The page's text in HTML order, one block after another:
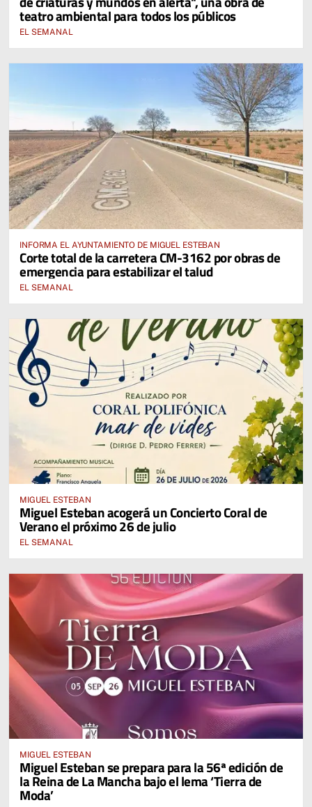
teatro ambiental para todos los públicos
EL SEMANAL
INFORMA EL AYUNTAMIENTO DE MIGUEL ESTEBAN
Corte total de la carretera CM-3162 por obras de
emergencia para estabilizar el talud
EL SEMANAL
MIGUEL ESTEBAN
Miguel Esteban acogerá un Concierto Coral de
Verano el próximo 26 de julio
EL SEMANAL
MIGUEL ESTEBAN
Miguel Esteban se prepara para la 56ª edición de
la Reina de La Mancha bajo el lema ‘Tierra de
Moda’